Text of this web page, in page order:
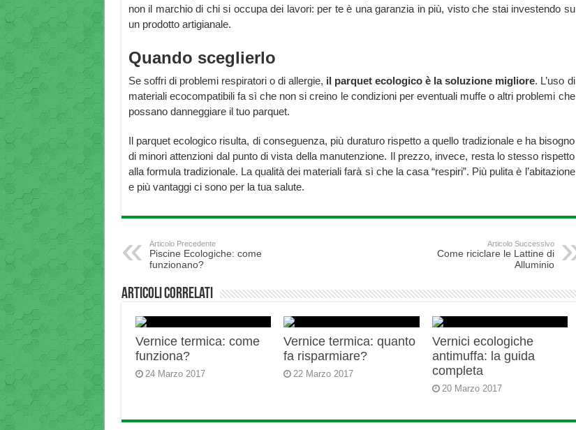
non il marchio di chi si occupa dei lavori: per te è una garanzia in più, visto che stai investendo su
un prodotto artigianale.
Quando sceglierlo
Se soffri di problemi respiratori o di allergie, il parquet ecologico è la soluzione migliore. L’uso di
materiali ecocompatibili fa sì che non si creino le condizioni per eventuali muffe o altri problemi che
possano danneggiare il tuo parquet.
Il parquet ecologico risulta, di conseguenza, più duraturo rispetto a quello tradizionale e ha bisogno
di minori attenzioni dal punto di vista della manutenzione. Il prezzo, invece, resta lo stesso rispetto
alla formula tradizionale. La qualità dei materiali farà sì che la casa “respiri”. Più pulita è l’abitazione
e più vantaggi ci sono per la tua salute.
Articolo Precedente
Piscine Ecologiche: come
funzionano?
Articolo Successivo
Come riciclare le Lattine di
Alluminio
Articoli correlati
Vernice termica: come
funziona?
24 Marzo 2017
Vernice termica: quanto
fa risparmiare?
22 Marzo 2017
Vernici ecologiche
antimuffa: la guida
completa
20 Marzo 2017